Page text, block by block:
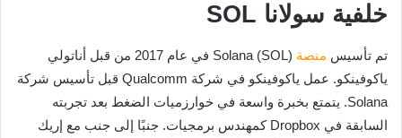
خلفية سولانا SOL
تم تأسيس منصة
Solana (SOL) في عام 2017 من قبل أناتولي
ياكوفينكو. عمل ياكوفينكو في شركة Qualcomm قبل تأسيس شركة
Solana. يتمتع بخبرة واسعة في خوارزميات الضغط بعد تجربته
السابقة في Dropbox كمهندس برمجيات. جنبًا إلى جنب مع إريك